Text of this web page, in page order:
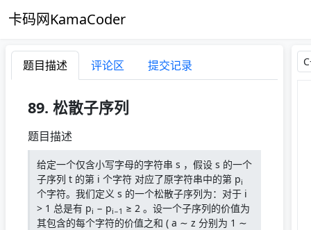
卡码网KamaCoder
题目描述 评论区 提交记录
89. 松散子序列
题目描述
给定一个仅含小写字母的字符串 s ，假设 s 的一个
子序列 t 的第 i 个字符 对应了原字符串中的第 pi
个字符。我们定义 s 的一个松散子序列为：对于 i
> 1 总是有 pi − pi−1 ≥ 2 。设一个子序列的价值为
其包含的每个字符的价值之和 ( a ∼ z 分别为 1 ∼